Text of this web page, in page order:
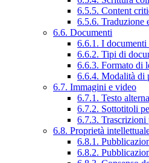
6.5.5. Content
6.5.6. Traduzione
6.6. Documenti
6.6.1. I
6.6.2. Tipi di
6.6.3. Formato di
6.6.4. Modalità di
6.7. Immagini e video
6.7.1. Testo
6.7.2. Sottotitoli
6.7.3. Trascrizioni
6.8. Proprietà
6.8.1.
6.8.2.